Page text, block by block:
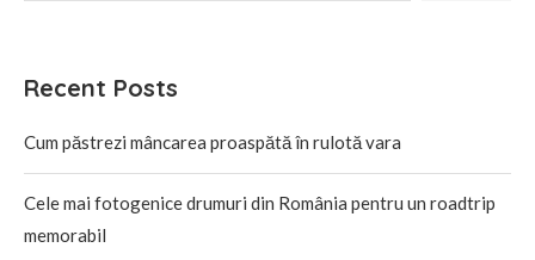
Recent Posts
Cum păstrezi mâncarea proaspătă în rulotă vara
Cele mai fotogenice drumuri din România pentru un roadtrip
memorabil